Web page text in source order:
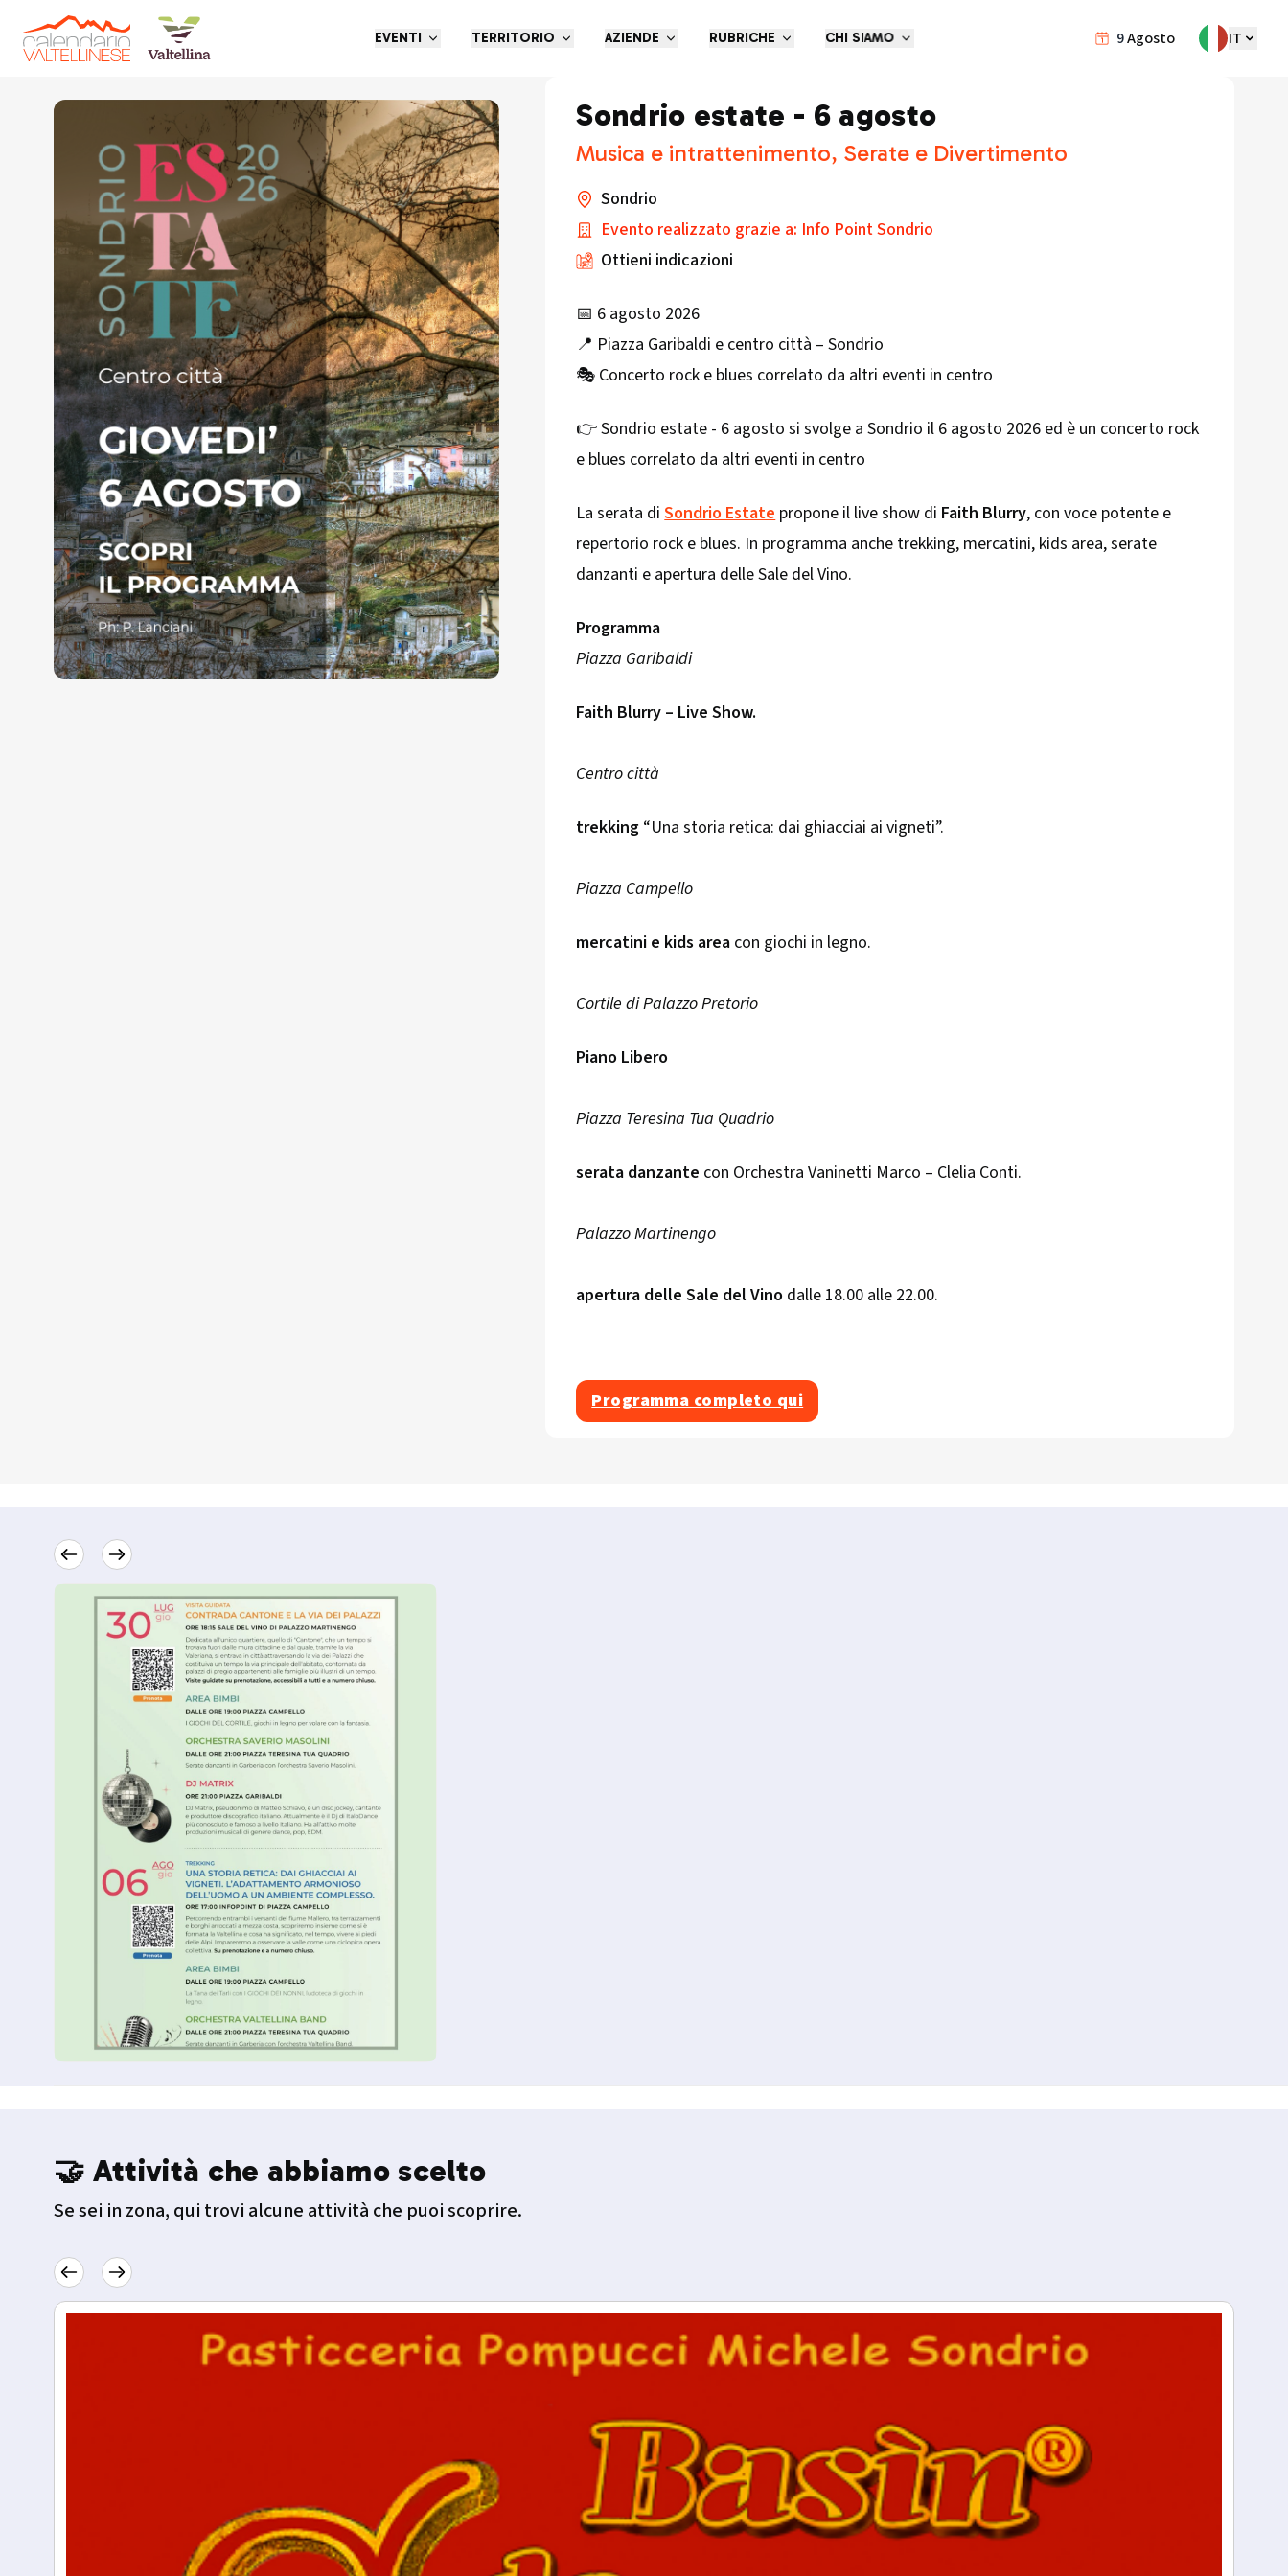
9Agosto IT
EVENTI TERRITORIO AZIENDE RUBRICHE CHI SIAMO
Torna indietro
Sondrio estate - 6 agosto
Musica e intrattenimento, Serate e Divertimento
Sondrio
Evento realizzato grazie a: Info Point Sondrio
Ottieni indicazioni
📅 6 agosto 2026
📍 Piazza Garibaldi e centro città – Sondrio
🎭 Concerto rock e blues correlato da altri eventi in centro
👉 Sondrio estate - 6 agosto si svolge a Sondrio il 6 agosto 2026 ed è un concerto rock
e blues correlato da altri eventi in centro
La serata diSondrio Estatepropone il live show di Faith Blurry, con voce potente e
repertorio rock e blues. In programma anche trekking, mercatini, kids area, serate
danzanti e apertura delle Sale del Vino.
Programma
Piazza Garibaldi
Faith Blurry – Live Show.
Centro città
trekking “Una storia retica: dai ghiacciai ai vigneti”.
Piazza Campello
mercatini e kids area con giochi in legno.
Cortile di Palazzo Pretorio
Piano Libero
Piazza Teresina Tua Quadrio
serata danzante con Orchestra Vaninetti Marco – Clelia Conti.
Palazzo Martinengo
apertura delle Sale del Vino dalle 18.00 alle 22.00.
Programma completo qui
🤝 Attività che abbiamo scelto
Se sei in zona, qui trovi alcune attività che puoi scoprire.